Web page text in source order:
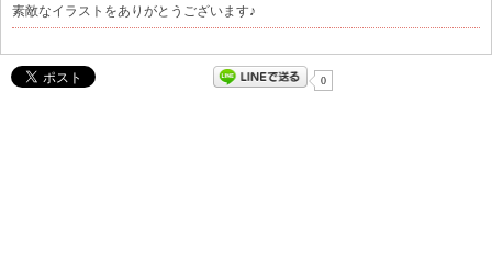
素敵なイラストをありがとうございます♪
0